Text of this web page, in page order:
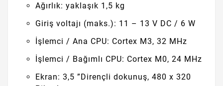
Ağırlık: yaklaşık 1,5 kg
Giriş voltajı (maks.): 11 – 13 V DC / 6 W
İşlemci / Ana CPU: Cortex M3, 32 MHz
İşlemci / Bağımlı CPU: Cortex M0, 24 MHz
Ekran: 3,5 ”Dirençli dokunuş, 480 x 320